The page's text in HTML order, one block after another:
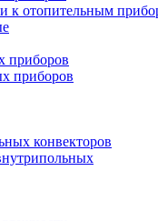
к отопительным
приборов
приборов
конвекторов